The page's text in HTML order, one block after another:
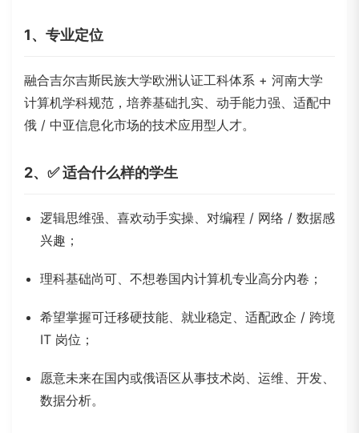
1、专业定位
融合吉尔吉斯民族大学欧洲认证工科体系 + 河南大学
计算机学科规范，培养基础扎实、动手能力强、适配中
俄 / 中亚信息化市场的技术应用型人才。
2、✅ 适合什么样的学生
逻辑思维强、喜欢动手实操、对编程 / 网络 / 数据感
兴趣；
理科基础尚可、不想卷国内计算机专业高分内卷；
希望掌握可迁移硬技能、就业稳定、适配政企 / 跨境
IT 岗位；
愿意未来在国内或俄语区从事技术岗、运维、开发、
数据分析。